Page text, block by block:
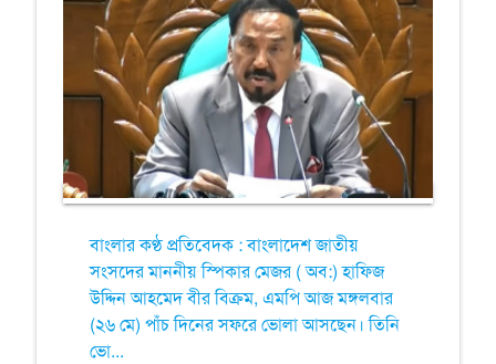
বাংলার কণ্ঠ প্রতিবেদক : বাংলাদেশ জাতীয়
সংসদের মাননীয় স্পিকার মেজর ( অব:) হাফিজ
উদ্দিন আহমেদ বীর বিক্রম, এমপি আজ মঙ্গলবার
(২৬ মে) পাঁচ দিনের সফরে ভোলা আসছেন। তিনি
ভো...